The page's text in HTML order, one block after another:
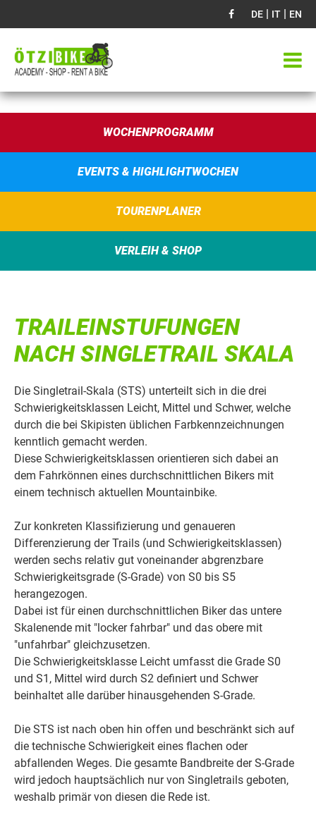
DE | IT | EN
WOCHENPROGRAMM
EVENTS & HIGHLIGHTWOCHEN
TOURENPLANER
VERLEIH & SHOP
TRAILEINSTUFUNGEN
NACH SINGLETRAIL SKALA
Die Singletrail-Skala (STS) unterteilt sich in die drei
Schwierigkeitsklassen Leicht, Mittel und Schwer, welche
durch die bei Skipisten üblichen Farbkennzeichnungen
kenntlich gemacht werden.
Diese Schwierigkeitsklassen orientieren sich dabei an
dem Fahrkönnen eines durchschnittlichen Bikers mit
einem technisch aktuellen Mountainbike.
Zur konkreten Klassifizierung und genaueren
Differenzierung der Trails (und Schwierigkeitsklassen)
werden sechs relativ gut voneinander abgrenzbare
Schwierigkeitsgrade (S-Grade) von S0 bis S5
herangezogen.
Dabei ist für einen durchschnittlichen Biker das untere
Skalenende mit "locker fahrbar" und das obere mit
"unfahrbar" gleichzusetzen.
Die Schwierigkeitsklasse Leicht umfasst die Grade S0
und S1, Mittel wird durch S2 definiert und Schwer
beinhaltet alle darüber hinausgehenden S-Grade.
Die STS ist nach oben hin offen und beschränkt sich auf
die technische Schwierigkeit eines flachen oder
abfallenden Weges. Die gesamte Bandbreite der S-Grade
wird jedoch hauptsächlich nur von Singletrails geboten,
weshalb primär von diesen die Rede ist.